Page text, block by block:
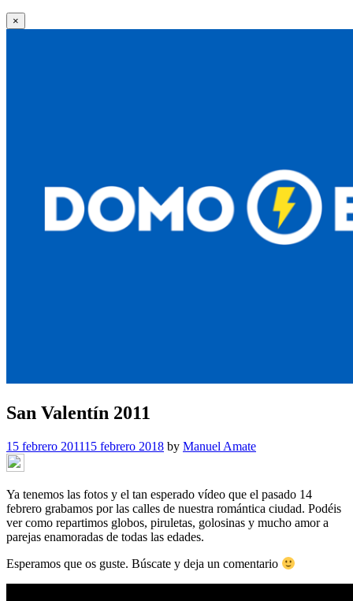
×
San Valentín 2011
15 febrero 201115 febrero 2018 by Manuel Amate
Ya tenemos las fotos y el tan esperado vídeo que el pasado 14
febrero grabamos por las calles de nuestra romántica ciudad. Podéis
ver como repartimos globos, piruletas, golosinas y mucho amor a
parejas enamoradas de todas las edades.
Esperamos que os guste. Búscate y deja un comentario